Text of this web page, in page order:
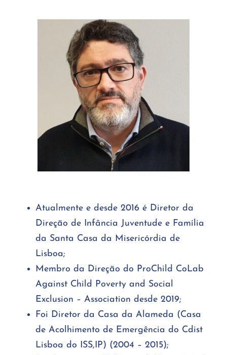
Atualmente e desde 2016 é Diretor da
Direção de Infância Juventude e Família
da Santa Casa da Misericórdia de
Lisboa;
Membro da Direção do ProChild CoLab
Against Child Poverty and Social
Exclusion – Association desde 2019;
Foi Diretor da Casa da Alameda (Casa
de Acolhimento de Emergência do Cdist
Lisboa do ISS,IP) (2004 – 2015);